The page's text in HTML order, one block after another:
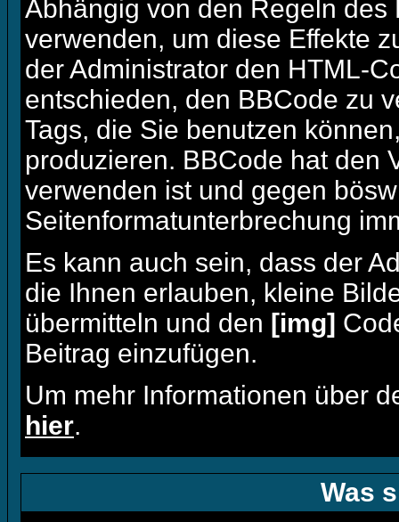
Abhängig von den Regeln
verwenden, um diese Effekte
der Administrator den HTML-
entschieden, den BBCode zu
Tags, die Sie benutzen
produzieren. BBCode hat den
verwenden ist und gegen
Seitenformatunterbrechung
Es kann auch sein, dass der
die Ihnen erlauben, kleine
übermitteln und den [img]
Beitrag einzufügen.
Um mehr Informationen über
hier.
Was